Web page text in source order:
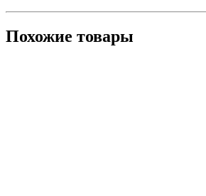
Похожие товары